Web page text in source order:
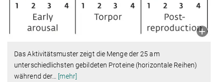
Das Aktivitätsmuster zeigt die Menge der 25 am
unterschiedlichsten gebildeten Proteine (horizontale Reihen)
während der…
[mehr]